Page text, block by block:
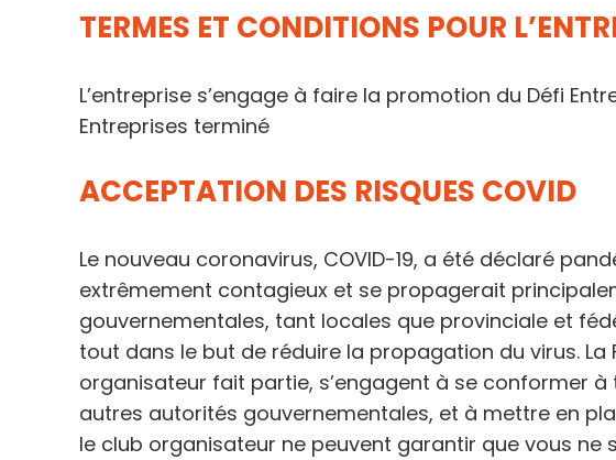
TERMES ET CONDITIONS POUR
L’entreprise s’engage à faire la promotion du Défi
Entreprises terminé
ACCEPTATION DES RISQUES COVID
Le nouveau coronavirus, COVID-19, a été déclaré
extrêmement contagieux et se propagerait
gouvernementales, tant locales que provinciale et
tout dans le but de réduire la propagation du virus.
organisateur fait partie, s’engagent à se conformer
autres autorités gouvernementales, et à mettre en
le club organisateur ne peuvent garantir que vous ne